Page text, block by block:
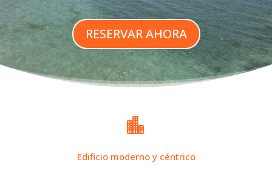
RESERVAR AHORA

Edificio moderno y céntrico